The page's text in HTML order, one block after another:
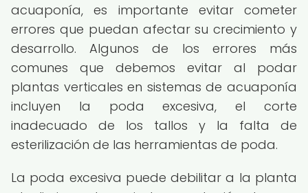
acuaponía, es importante evitar cometer
errores que puedan afectar su crecimiento y
desarrollo. Algunos de los errores más
comunes que debemos evitar al podar
plantas verticales en sistemas de acuaponía
incluyen la poda excesiva, el corte
inadecuado de los tallos y la falta de
esterilización de las herramientas de poda.
La poda excesiva puede debilitar a la planta